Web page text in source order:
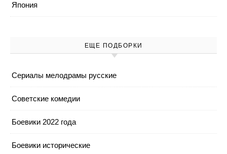
Япония
ЕЩЕ ПОДБОРКИ
Cериалы мелодрамы русские
Cоветские комедии
Боевики 2022 года
Боевики исторические